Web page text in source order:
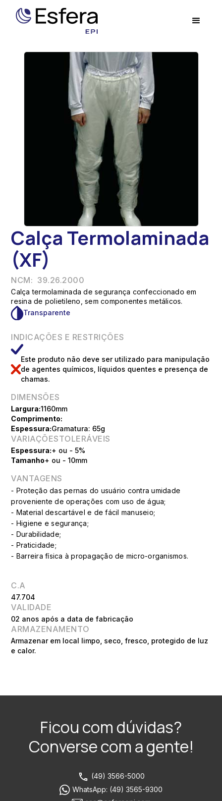
Calça Termolaminada
(XF)
NCM: 39.26.2000
Calça termolaminada de segurança confeccionado em
resina de polietileno, sem componentes metálicos.
Transparente
INDICAÇÕES E RESTRIÇÕES
Este produto não deve ser utilizado para manipulação
de agentes químicos, líquidos quentes e presença de
chamas.
DIMENSÕES
Largura:1160mm
Comprimento:
Espessura:Gramatura: 65g
VARIAÇÕESTOLERÁVEIS
Espessura:+ ou - 5%
Tamanho+ ou - 10mm
VANTAGENS
- Proteção das pernas do usuário contra umidade
proveniente de operações com uso de água;
- Material descartável e de fácil manuseio;
- Higiene e segurança;
- Durabilidade;
- Praticidade;
- Barreira física à propagação de micro-organismos.
C.A
47.704
VALIDADE
02 anos após a data de fabricação
ARMAZENAMENTO
Armazenar em local limpo, seco, fresco, protegido de luz
e calor.
Ficou com dúvidas?
Converse com a gente!
(49) 3566-5000
WhatsApp: (49) 3565-9300